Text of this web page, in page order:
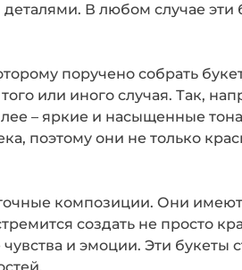
В любом случае эти
поручено собрать
или иного случая. Так,
– яркие и насыщенные
поэтому они не только
композиции. Они
создать не просто
и эмоции. Эти